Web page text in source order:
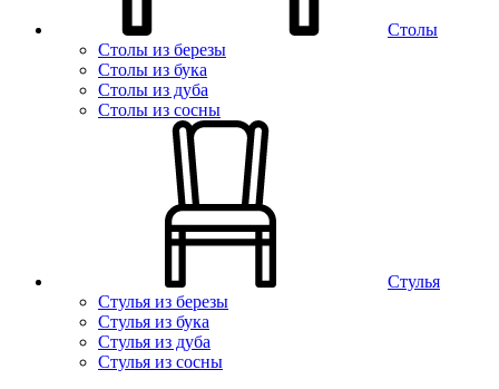
Столы
Столы из березы
Столы из бука
Столы из дуба
Столы из сосны
Стулья
Стулья из березы
Стулья из бука
Стулья из дуба
Стулья из сосны